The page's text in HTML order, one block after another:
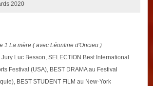
2020
1 La mère ( avec Léontine d'Oncieu )
Jury Luc Besson, SELECTION Best International
Festival (USA), BEST DRAMA au Festival
BEST STUDENT FILM au New-York